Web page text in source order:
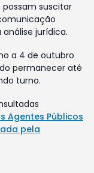
possam suscitar
jurídica.
a 4 de outubro
permanecer até
turno.
Agentes Públicos
pela